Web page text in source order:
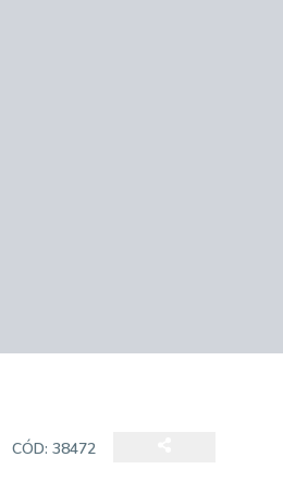
CÓD: 38472